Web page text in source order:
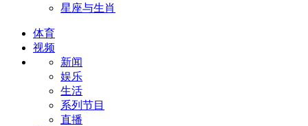
星座与生肖
体育
视频
新闻
娱乐
生活
系列节目
直播